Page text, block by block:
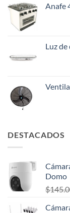
Anafe
Luz
DESTACADOS
Domo
$